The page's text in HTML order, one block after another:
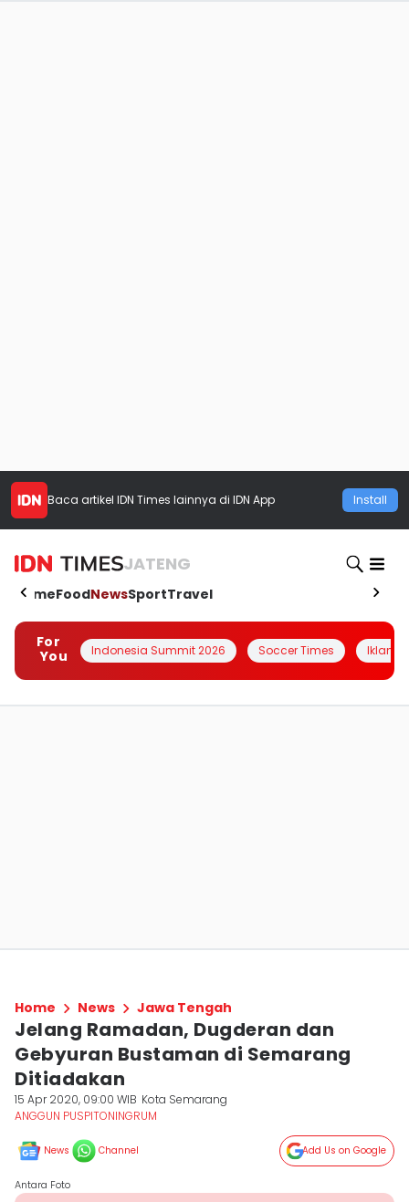
Baca artikel IDN Times lainnya di IDN App Install
JATENG
HomeFoodNewsSportTravel
For
You
Indonesia Summit 2026 Soccer Times Iklanin
Home News Jawa Tengah
Jelang Ramadan, Dugderan dan
Gebyuran Bustaman di Semarang
Ditiadakan
15 Apr 2020, 09:00 WIB Kota Semarang
ANGGUN PUSPITONINGRUM
News Channel Add Us on Google
Antara Foto